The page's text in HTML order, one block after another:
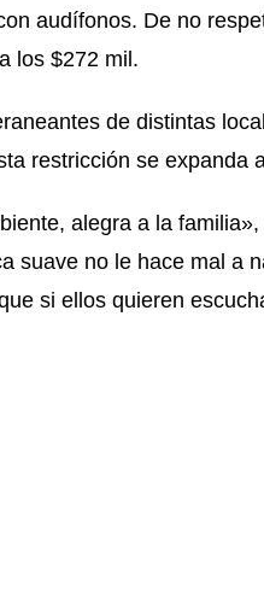
audífonos. De no
los $272 mil.
de distintas
restricción se expanda
alegra a la
suave no le hace mal a
si ellos quieren